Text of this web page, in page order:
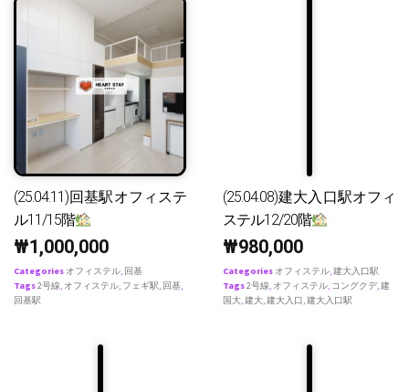
(25.04.11)回基駅オフィステ
ル11/15階
₩1,000,000
Categories オフィステル, 回基
Tags2号線, オフィステル, フェギ駅, 回基,
回基駅
(25.04.08)建大入口駅オフィ
ステル12/20階
₩980,000
Categories オフィステル,建大入口駅
Tags2号線, オフィステル, コングクデ,建
国大,建大,建大入口,建大入口駅